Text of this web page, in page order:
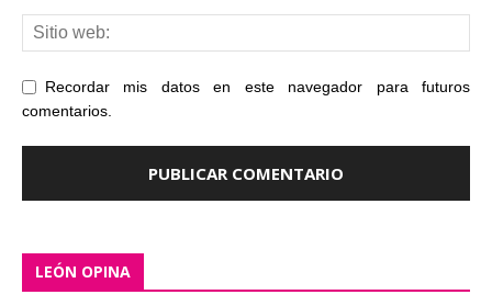
Recordar mis datos en este navegador para futuros
comentarios.
LEÓN OPINA